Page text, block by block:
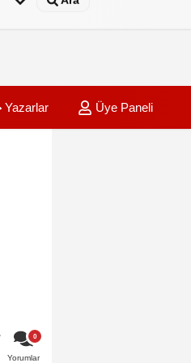
Yazarlar Üye Paneli
Yorumlar